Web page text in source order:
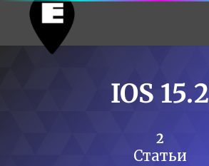
IOS 15.2
2
Статьи